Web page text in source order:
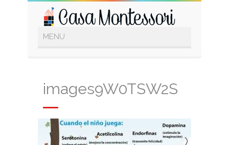
images9W0TSW2S